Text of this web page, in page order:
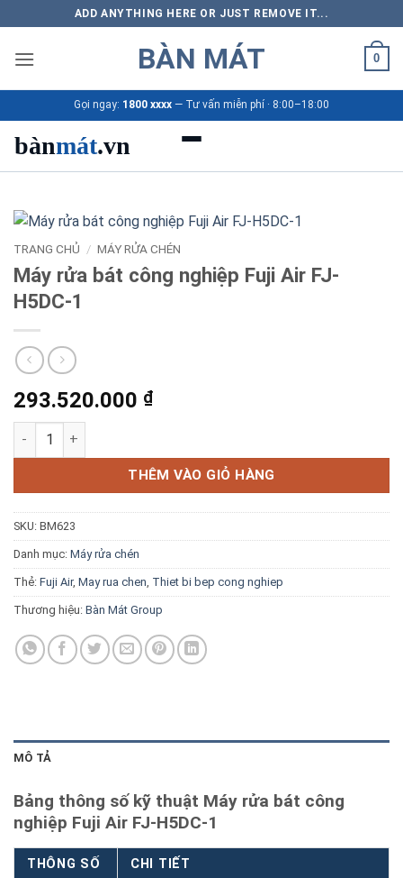
qua
nội
ADD ANYTHING HERE OR JUST REMOVE IT...
BÀN MÁT 0
Gọi ngay: 1800 xxxx — Tư vấn miễn phí · 8:00–18:00
bànmát.vn
Sản phẩm
Thương hiệu
Bảng giá 2026
Ứng dụng
Blog kiến thức
TRANG CHỦ / MÁY RỬA CHÉN
Máy rửa bát công nghiệp Fuji Air FJ-
H5DC-1
293.520.000 ₫
Máy rửa bát công nghiệp Fuji Air FJ-H5DC-1 số lượng
THÊM VÀO GIỎ HÀNG
SKU: BM623
Danh mục: Máy rửa chén
Thẻ: Fuji Air, May rua chen Thiet bi bep cong nghiep
Thương hiệu: Bàn Mát Group
MÔ TẢ
Bảng thông số kỹ thuật Máy rửa bát công
nghiệp Fuji Air FJ-H5DC-1
THÔNG SỐ
CHI TIẾT